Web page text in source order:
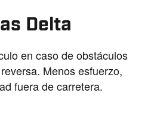
Delta
en caso de obstáculos
Menos esfuerzo,
fuera de carretera.